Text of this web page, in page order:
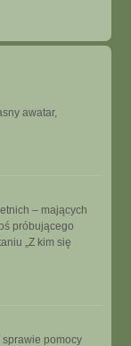
awatar,
– mających
próbującego
„Z kim się
sprawie pomocy